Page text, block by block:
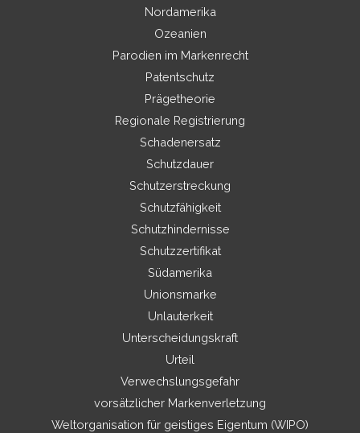
Nordamerika
Ozeanien
Parodien im Markenrecht
Patentschutz
Prägetheorie
Regionale Registrierung
Schadenersatz
Schutzdauer
Schutzerstreckung
Schutzfähigkeit
Schutzhindernisse
Schutzzertifikat
Südamerika
Unionsmarke
Unlauterkeit
Unterscheidungskraft
Urteil
Verwechslungsgefahr
vorsätzlicher Markenverletzung
Weltorganisation für geistiges Eigentum (WIPO)